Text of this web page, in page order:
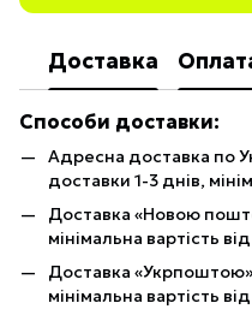
Доставка
Способи доставки:
Адресна доставка по
доставки 1-3 днів,
Доставка «Новою
мінімальна вартість
Доставка
мінімальна вартість